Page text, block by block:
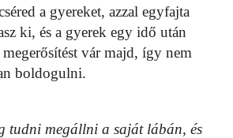
a gyereket, azzal egyfajta
ki, és a gyerek egy idő után
vár majd, így nem
boldogulni.
tudni megállni a saját lábán, és